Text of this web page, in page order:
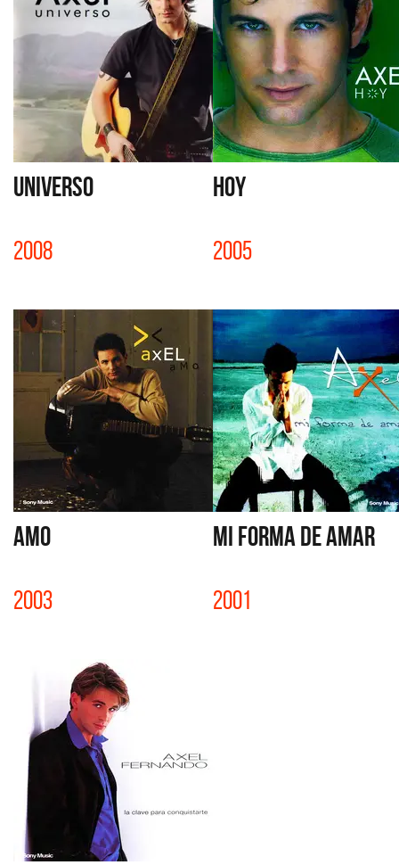
UNIVERSO
2008
HOY
2005
AMO
2003
MI FORMA DE AMAR
2001